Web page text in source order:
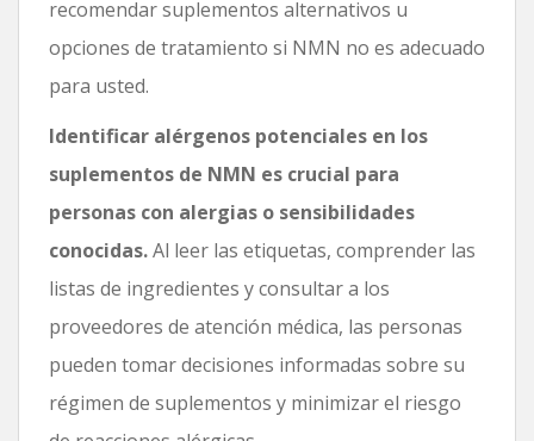
recomendar suplementos alternativos u
opciones de tratamiento si NMN no es adecuado
para usted.
Identificar alérgenos potenciales en los
suplementos de NMN es crucial para
personas con alergias o sensibilidades
conocidas.Al leer las etiquetas, comprender las
listas de ingredientes y consultar a los
proveedores de atención médica, las personas
pueden tomar decisiones informadas sobre su
régimen de suplementos y minimizar el riesgo